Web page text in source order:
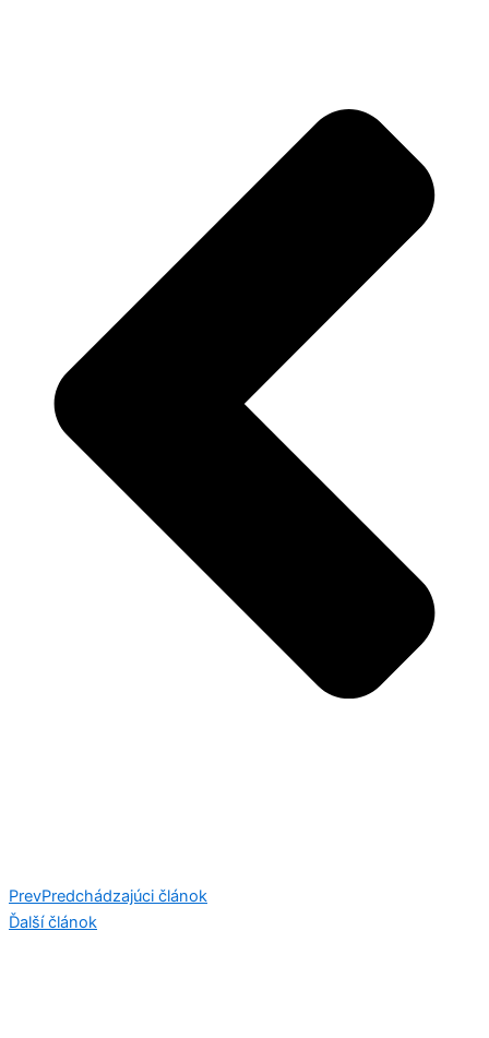
PrevPredchádzajúci článok
Ďalší článok